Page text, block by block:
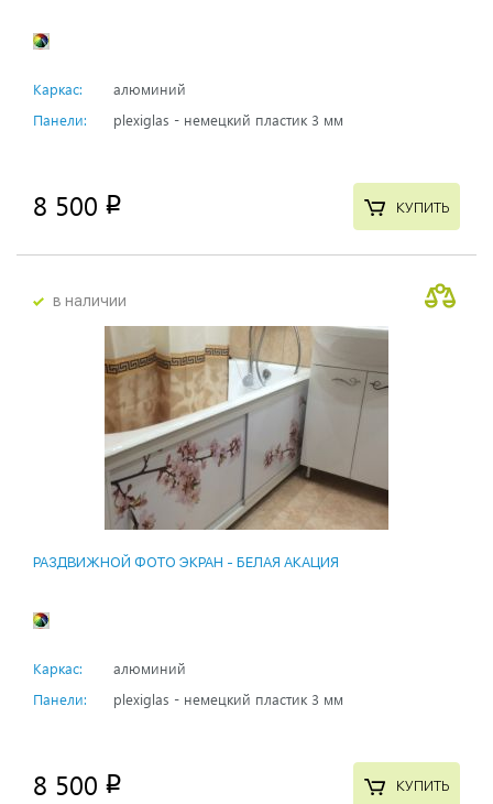
Каркас:
алюминий
Панели:
plexiglas - немецкий пластик 3 мм
8 500 p КУПИТЬ
в наличии
РАЗДВИЖНОЙ ФОТО ЭКРАН - БЕЛАЯ АКАЦИЯ
Каркас:
алюминий
Панели:
plexiglas - немецкий пластик 3 мм
8 500 p КУПИТЬ